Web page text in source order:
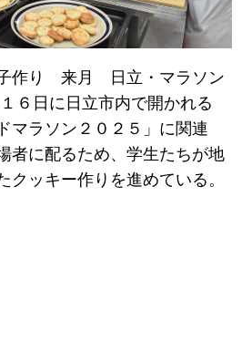
作り 来月 日立・マラソン
６日に日立市内で開かれる
マラソン２０２５」に関連
者に配るため、学生たちが地
クッキー作りを進めている。